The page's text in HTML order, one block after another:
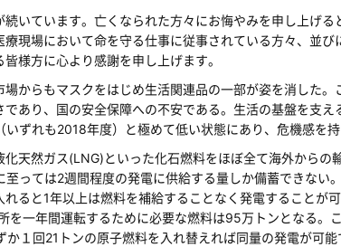
いています。亡くなられた方々にお悔やみを申し上げる
現場において命を守る仕事に従事されている方々、並び
様方に心より感謝を申し上げます。
からもマスクをはじめ生活関連品の一部が姿を消した。
あり、国の安全保障への不安である。生活の基盤を支え
ずれも2018年度）と極めて低い状態にあり、危機感を持
天然ガス(LNG)といった化石燃料をほぼ全て海外からの
っては2週間程度の発電に供給する量しか備蓄できない
ると1年以上は燃料を補給することなく発電することが
一年間運転するために必要な燃料は95万トンとなる。
１回21トンの原子燃料を入れ替えれば同量の発電が可